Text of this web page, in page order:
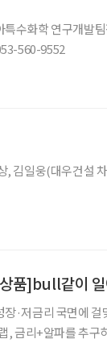
수화학 연구개발
560-9552
일웅(대우건설
품]bull같이
·저금리 국면에
, 금리+알파를 추구